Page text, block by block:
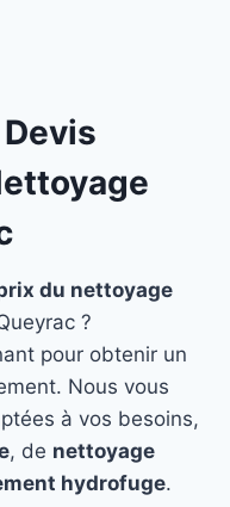
du nettoyage
?
pour obtenir un
Nous vous
à vos besoins,
, de nettoyage
hydrofuge.